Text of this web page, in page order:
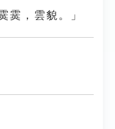
霙，雲貌。」